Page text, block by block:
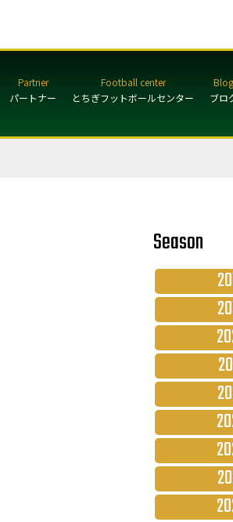
パートナー とちぎフットボールセンター ブロ
Season